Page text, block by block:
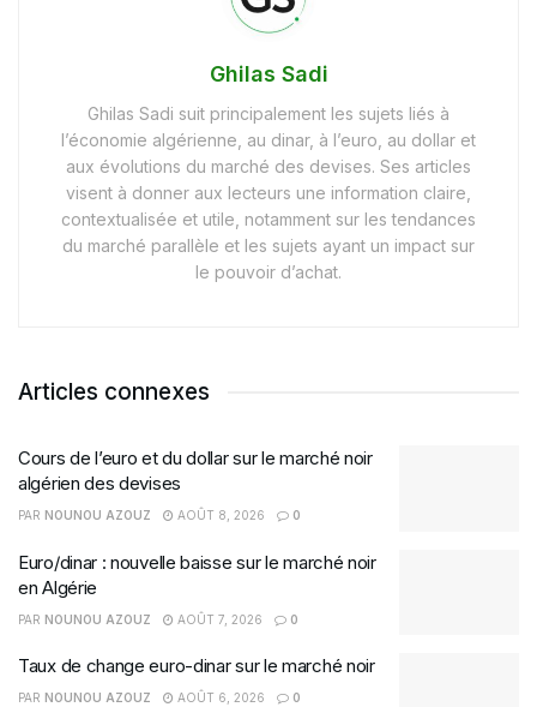
Ghilas Sadi
Ghilas Sadi suit principalement les sujets liés à
l’économie algérienne, au dinar, à l’euro, au dollar et
aux évolutions du marché des devises. Ses articles
visent à donner aux lecteurs une information claire,
contextualisée et utile, notamment sur les tendances
du marché parallèle et les sujets ayant un impact sur
le pouvoir d’achat.
Articles connexes
Cours de l’euro et du dollar sur le marché noir
algérien des devises
PAR NOUNOU AZOUZ AOÛT 8, 2026 0
Euro/dinar : nouvelle baisse sur le marché noir
en Algérie
PAR NOUNOU AZOUZ AOÛT 7, 2026 0
Taux de change euro-dinar sur le marché noir
PAR NOUNOU AZOUZ AOÛT 6, 2026 0